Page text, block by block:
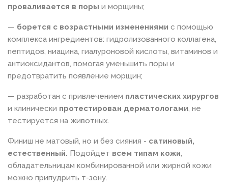
проваливается в поры и морщины;
— борется с возрастными изменениями с помощью
комплекса ингредиентов: гидролизованного коллагена,
пептидов, ниацина, гиалуроновой кислоты, витаминов и
антиоксидантов, помогая уменьшить поры и
предотвратить появление морщин;
— разработан с привлечением пластических хирургов
и клинически протестирован дерматологами, не
тестируется на животных.
Финиш не матовый, но и без сияния - сатиновый,
естественный. Подойдет всем типам кожи,
обладательницам комбинированной или жирной кожи
можно припудрить т-зону.